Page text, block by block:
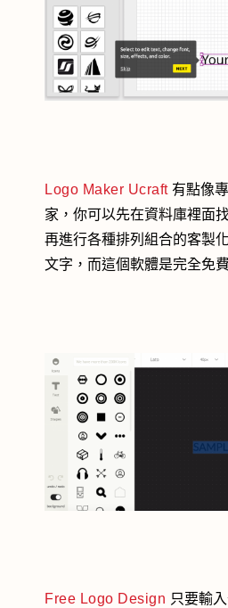
Logo Maker Ucraft有點像
家，你可以先在資料庫裡面
再進行各種排列組合的客製
文字，而這個軟體是完全免
Free Logo Design 只要輸